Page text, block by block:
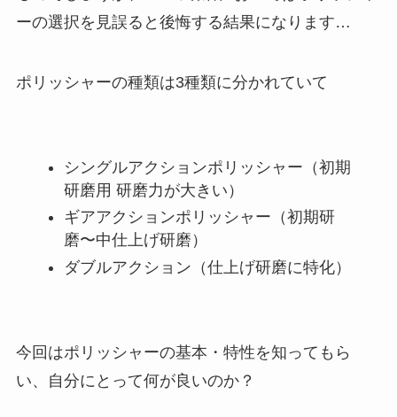
ーの選択を見誤ると後悔する結果になります…
ポリッシャーの種類は3種類に分かれていて
シングルアクションポリッシャー（初期
研磨用 研磨力が大きい）
ギアアクションポリッシャー（初期研
磨〜中仕上げ研磨）
ダブルアクション（仕上げ研磨に特化）
今回はポリッシャーの基本・特性を知ってもら
い、自分にとって何が良いのか？